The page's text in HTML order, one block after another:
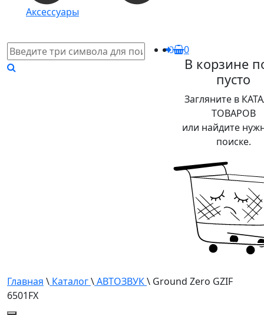
Аксессуары
0
В корзине
пусто
Загляните в
ТОВАРОВ
или найдите
поиске.
Главная \ Каталог\АВТОЗВУК\ Ground Zero GZIF
6501FX